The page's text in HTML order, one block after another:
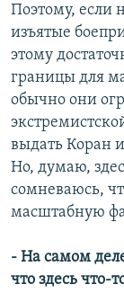
Поэтому, если
изъятые
этому
границы для
обычно они
выдать Коран
Но, думаю,
сомневаюсь,
масштабную
- На самом
что здесь что-